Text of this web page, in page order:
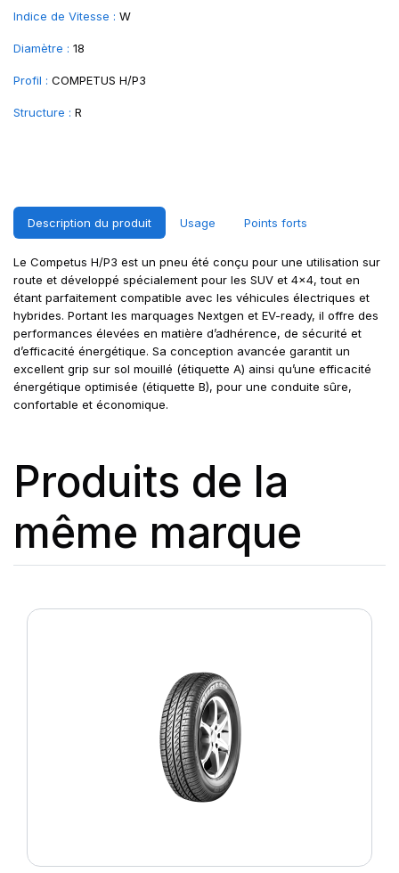
Indice de Vitesse : W
Diamètre : 18
Profil : COMPETUS H/P3
Structure : R
Description du produit Usage Points forts
Le Competus H/P3 est un pneu été conçu pour une utilisation sur
route et développé spécialement pour les SUV et 4x4, tout en
étant parfaitement compatible avec les véhicules électriques et
hybrides. Portant les marquages Nextgen et EV-ready, il offre des
performances élevées en matière d’adhérence, de sécurité et
d’efficacité énergétique. Sa conception avancée garantit un
excellent grip sur sol mouillé (étiquette A) ainsi qu’une efficacité
énergétique optimisée (étiquette B), pour une conduite sûre,
confortable et économique.
Produits de la
même marque